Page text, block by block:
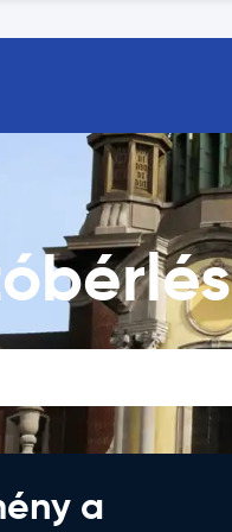
a